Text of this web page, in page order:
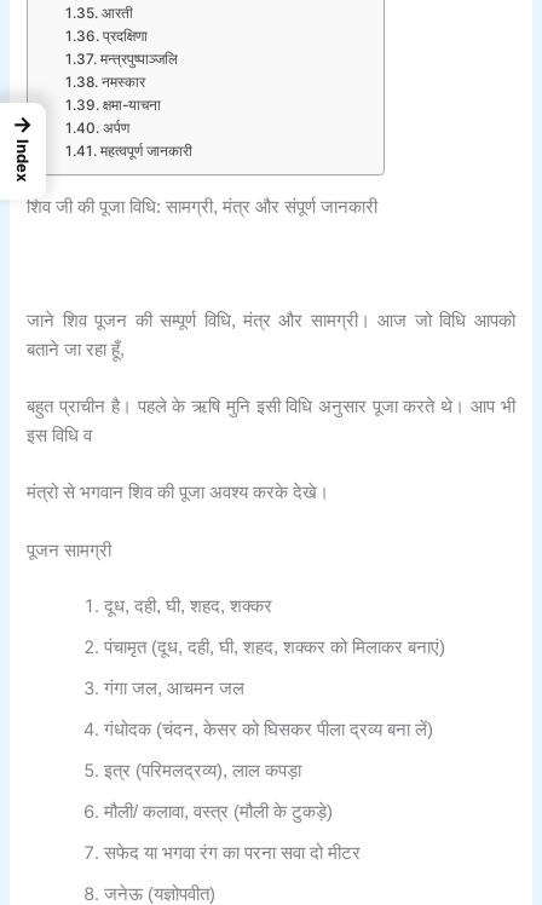
आरती
प्रदक्षिणा
मन्त्रपुष्पाञ्जलि
नमस्कार
क्षमा-याचना
अर्पण
महत्वपूर्ण जानकारी
शिव जी की पूजा विधि: सामग्री, मंत्र और संपूर्ण जानकारी
जाने शिव पूजन की सम्पूर्ण विधि, मंत्र और सामग्री। आज जो विधि आपको
बताने जा रहा हूँ,
बहुत प्राचीन है। पहले के ऋषि मुनि इसी विधि अनुसार पूजा करते थे। आप भी
इस विधि व
मंत्रो से भगवान शिव की पूजा अवश्य करके देखे।
पूजन सामग्री
दूध, दही, घी, शहद, शक्‍कर
पंचामृत (दूध, दही, घी, शहद, शक्‍कर को मिलाकर बनाएं)
गंगा जल, आचमन जल
गंधोदक (चंदन, केसर को घिसकर पीला द्रव्य बना लें)
इत्र (परिमलद्रव्य), लाल कपड़ा
मौली/ कलावा, वस्त्र (मौली के टुकड़े)
सफेद या भगवा रंग का परना सवा दो मीटर
जनेऊ (यज्ञोपवीत)
→
Index